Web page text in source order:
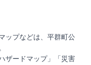
ップなどは、 平群町公
ザードマップ」「災害